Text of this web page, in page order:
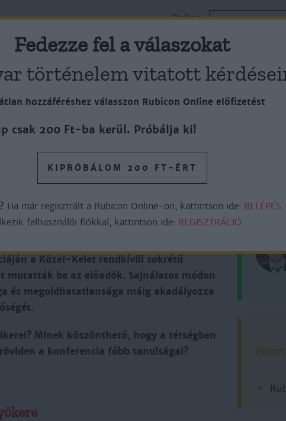
Cikkek Lapszámok
Online
konfliktusok
4perc olvasás
„Arab–izraeli kapcsolatok és
a Közel-Kelet rendkívül sokrétű
be az előadók. Sajnálatos módon
és megoldhatatlansága máig akadályozza
Minek köszönthető, hogy a térségben
a konferencia főbb tanulságai?
Rovat
Fedezze fel a válaszokat
történelem vitatott
hozzáféréshez válasszon Rubicon Online előfizetést
csak 200 Ft-ba kerül. Próbálja ki!
KIPRÓBÁLOM 200 FT-ÉRT
Ha már regisztrált a Rubicon Online-on, kattintson ide: BELÉPÉS.
felhasználói fiókkal, kattintson ide: REGISZTRÁCIÓ.